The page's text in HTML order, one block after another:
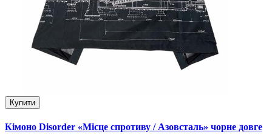
Купити
Кімоно Disorder «Місце спротиву / Азовсталь» чорне довге